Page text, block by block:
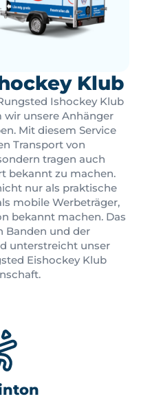
Klub
Ishockey Klub
wir unsere Anhänger
Mit diesem Service
Transport von
tragen auch
bekannt zu machen.
nur als praktische
mobile Werbeträger,
bekannt machen. Das
Banden und der
unterstreicht unser
Eishockey Klub